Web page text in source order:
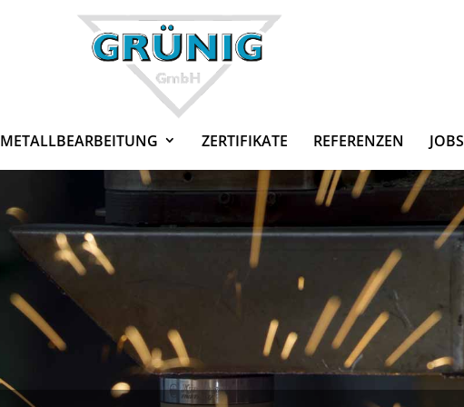
METALL­BE­AR­BEITUNG ZERTI­FIKATE REFERENZEN JOBS